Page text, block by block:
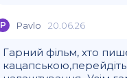
P Pavlo 20.06.26
Гарний фільм, хто